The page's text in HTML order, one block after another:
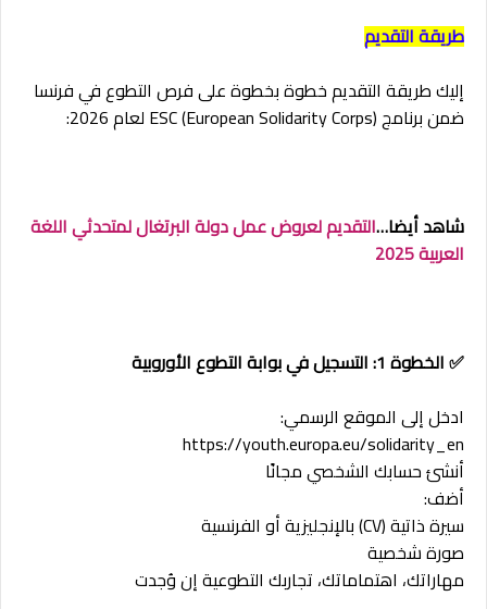
طريقة التقديم
إليك طريقة التقديم خطوة بخطوة على فرص التطوع في فرنسا
ضمن برنامج ESC (European Solidarity Corps) لعام 2026:
شاهد أيضا…التقديم لعروض عمل دولة البرتغال لمتحدثي اللغة
العربية 2025
✅ الخطوة 1: التسجيل في بوابة التطوع الأوروبية
ادخل إلى الموقع الرسمي:
https://youth.europa.eu/solidarity_en
أنشئ حسابك الشخصي مجانًا
أضف:
سيرة ذاتية (CV) بالإنجليزية أو الفرنسية
صورة شخصية
مهاراتك، اهتماماتك، تجاربك التطوعية إن وُجدت